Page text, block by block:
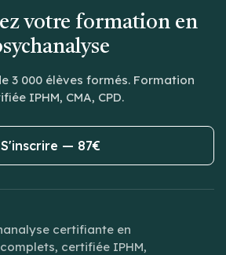
votre formation en
3 000 élèves formés. Formation
IPHM, CMA, CPD.
S'inscrire — 87€
certifiante en
certifiée IPHM,